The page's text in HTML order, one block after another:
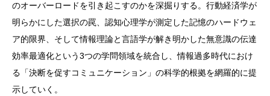
のオーバーロードを引き起こすのかを深掘りする。行動経済学が
明らかにした選択の罠、認知心理学が測定した記憶のハードウェ
ア的限界、そして情報理論と言語学が解き明かした無意識の伝達
効率最適化という3つの学問領域を統合し、情報過多時代におけ
る「決断を促すコミュニケーション」の科学的根拠を網羅的に提
示していく。